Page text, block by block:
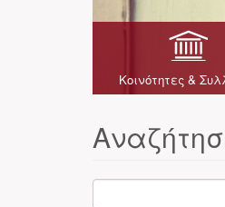
Κοινότητες &